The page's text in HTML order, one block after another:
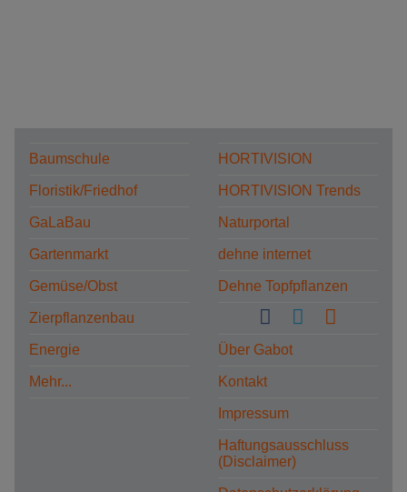
Baumschule
Floristik/Friedhof
GaLaBau
Gartenmarkt
Gemüse/Obst
Zierpflanzenbau
Energie
Mehr...
HORTIVISION
HORTIVISION Trends
Naturportal
dehne internet
Dehne Topfpflanzen
Über Gabot
Kontakt
Impressum
Haftungsausschluss
(Disclaimer)